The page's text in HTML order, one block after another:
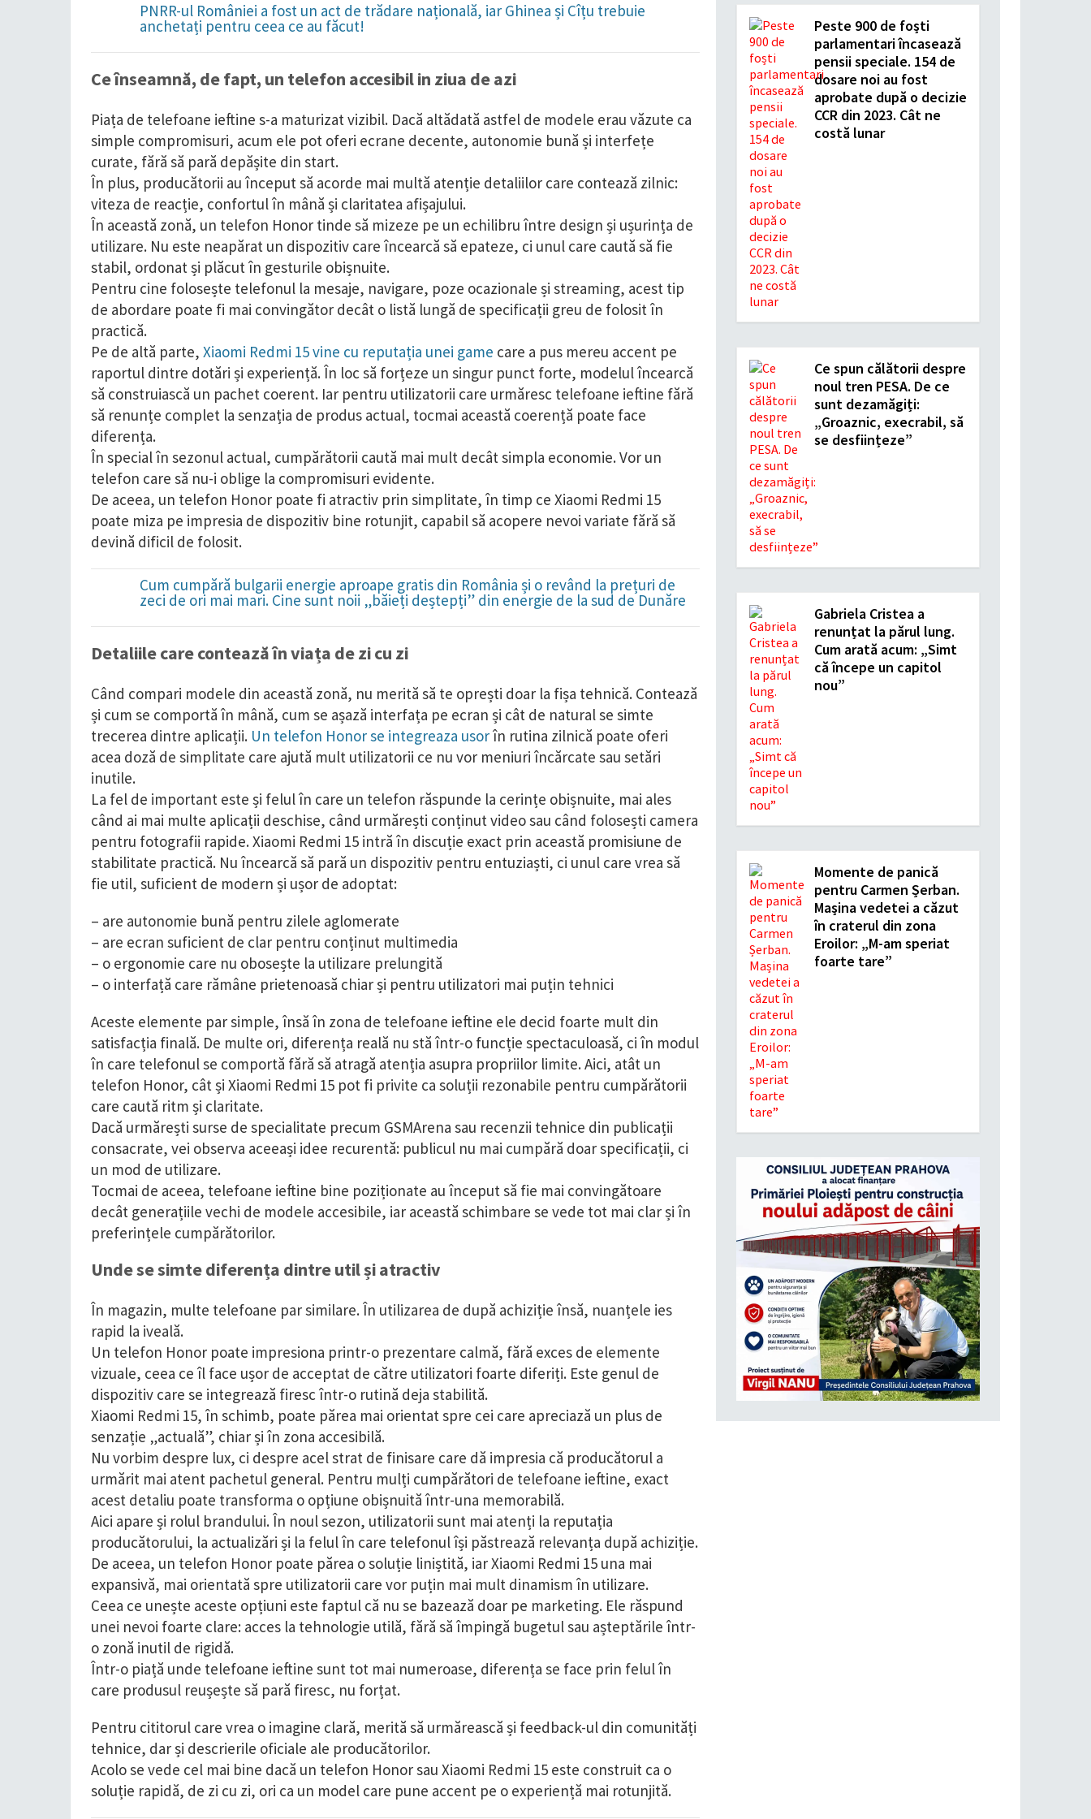
PNRR-ul României a fost un act de trădare națională, iar Ghinea și Cîțu trebuie
anchetați pentru ceea ce au făcut!
Ce înseamnă, de fapt, un telefon accesibil in ziua de azi
Piața de telefoane ieftine s-a maturizat vizibil. Dacă altădată astfel de modele erau văzute ca
simple compromisuri, acum ele pot oferi ecrane decente, autonomie bună și interfețe
curate, fără să pară depășite din start.
În plus, producătorii au început să acorde mai multă atenție detaliilor care contează zilnic:
viteza de reacție, confortul în mână și claritatea afișajului.
În această zonă, un telefon Honor tinde să mizeze pe un echilibru între design și ușurința de
utilizare. Nu este neapărat un dispozitiv care încearcă să epateze, ci unul care caută să fie
stabil, ordonat și plăcut în gesturile obișnuite.
Pentru cine folosește telefonul la mesaje, navigare, poze ocazionale și streaming, acest tip
de abordare poate fi mai convingător decât o listă lungă de specificații greu de folosit în
practică.
Pe de altă parte, Xiaomi Redmi 15 vine cu reputația unei game care a pus mereu accent pe
raportul dintre dotări și experiență. În loc să forțeze un singur punct forte, modelul încearcă
să construiască un pachet coerent. Iar pentru utilizatorii care urmăresc telefoane ieftine fără
să renunțe complet la senzația de produs actual, tocmai această coerență poate face
diferența.
În special în sezonul actual, cumpărătorii caută mai mult decât simpla economie. Vor un
telefon care să nu-i oblige la compromisuri evidente.
De aceea, un telefon Honor poate fi atractiv prin simplitate, în timp ce Xiaomi Redmi 15
poate miza pe impresia de dispozitiv bine rotunjit, capabil să acopere nevoi variate fără să
devină dificil de folosit.
Cum cumpără bulgarii energie aproape gratis din România și o revând la prețuri de
zeci de ori mai mari. Cine sunt noii „băieți deștepți” din energie de la sud de Dunăre
Detaliile care contează în viața de zi cu zi
Când compari modele din această zonă, nu merită să te oprești doar la fișa tehnică. Contează
și cum se comportă în mână, cum se așază interfața pe ecran și cât de natural se simte
trecerea dintre aplicații. Un telefon Honor se integreaza usorîn rutina zilnică poate oferi
acea doză de simplitate care ajută mult utilizatorii ce nu vor meniuri încărcate sau setări
inutile.
La fel de important este și felul în care un telefon răspunde la cerințe obișnuite, mai ales
când ai mai multe aplicații deschise, când urmărești conținut video sau când folosești camera
pentru fotografii rapide. Xiaomi Redmi 15 intră în discuție exact prin această promisiune de
stabilitate practică. Nu încearcă să pară un dispozitiv pentru entuziaști, ci unul care vrea să
fie util, suficient de modern și ușor de adoptat:
– are autonomie bună pentru zilele aglomerate
– are ecran suficient de clar pentru conținut multimedia
– o ergonomie care nu obosește la utilizare prelungită
– o interfață care rămâne prietenoasă chiar și pentru utilizatori mai puțin tehnici
Aceste elemente par simple, însă în zona de telefoane ieftine ele decid foarte mult din
satisfacția finală. De multe ori, diferența reală nu stă într-o funcție spectaculoasă, ci în modul
în care telefonul se comportă fără să atragă atenția asupra propriilor limite. Aici, atât un
telefon Honor, cât și Xiaomi Redmi 15 pot fi privite ca soluții rezonabile pentru cumpărătorii
care caută ritm și claritate.
Dacă urmărești surse de specialitate precum GSMArena sau recenzii tehnice din publicații
consacrate, vei observa aceeași idee recurentă: publicul nu mai cumpără doar specificații, ci
un mod de utilizare.
Tocmai de aceea, telefoane ieftine bine poziționate au început să fie mai convingătoare
decât generațiile vechi de modele accesibile, iar această schimbare se vede tot mai clar și în
preferințele cumpărătorilor.
Unde se simte diferența dintre util și atractiv
În magazin, multe telefoane par similare. În utilizarea de după achiziție însă, nuanțele ies
rapid la iveală.
Un telefon Honor poate impresiona printr-o prezentare calmă, fără exces de elemente
vizuale, ceea ce îl face ușor de acceptat de către utilizatori foarte diferiți. Este genul de
dispozitiv care se integrează firesc într-o rutină deja stabilită.
Xiaomi Redmi 15, în schimb, poate părea mai orientat spre cei care apreciază un plus de
senzație „actuală”, chiar și în zona accesibilă.
Nu vorbim despre lux, ci despre acel strat de finisare care dă impresia că producătorul a
urmărit mai atent pachetul general. Pentru mulți cumpărători de telefoane ieftine, exact
acest detaliu poate transforma o opțiune obișnuită într-una memorabilă.
Aici apare și rolul brandului. În noul sezon, utilizatorii sunt mai atenți la reputația
producătorului, la actualizări și la felul în care telefonul își păstrează relevanța după achiziție.
De aceea, un telefon Honor poate părea o soluție liniștită, iar Xiaomi Redmi 15 una mai
expansivă, mai orientată spre utilizatorii care vor puțin mai mult dinamism în utilizare.
Ceea ce unește aceste opțiuni este faptul că nu se bazează doar pe marketing. Ele răspund
unei nevoi foarte clare: acces la tehnologie utilă, fără să împingă bugetul sau așteptările într-
o zonă inutil de rigidă.
Într-o piață unde telefoane ieftine sunt tot mai numeroase, diferența se face prin felul în
care produsul reușește să pară firesc, nu forțat.
Pentru cititorul care vrea o imagine clară, merită să urmărească și feedback-ul din comunități
tehnice, dar și descrierile oficiale ale producătorilor.
Acolo se vede cel mai bine dacă un telefon Honor sau Xiaomi Redmi 15 este construit ca o
soluție rapidă, de zi cu zi, ori ca un model care pune accent pe o experiență mai rotunjită.
Peste 900 de foști
parlamentari încasează
pensii speciale. 154 de
dosare noi au fost
aprobate după o decizie
CCR din 2023. Cât ne
costă lunar
Ce spun călătorii despre
noul tren PESA. De ce
sunt dezamăgiți:
„Groaznic, execrabil, să
se desființeze”
Gabriela Cristea a
renunțat la părul lung.
Cum arată acum: „Simt
că începe un capitol
nou”
Momente de panică
pentru Carmen Șerban.
Mașina vedetei a căzut
în craterul din zona
Eroilor: „M-am speriat
foarte tare”